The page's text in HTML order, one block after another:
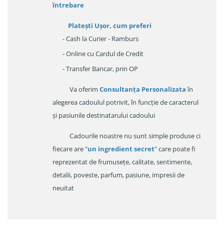
întrebare
Platești Ușor, cum preferi
- Cash la Curier - Ramburs
- Online cu Cardul de Credit
- Transfer Bancar, prin OP
Va oferim Consultanța Personalizataîn
alegerea cadoulul potrivit, în funcție de caracterul
și pasiunile destinatarului cadoului
Cadourile noastre nu sunt simple produse ci
fiecare are "un ingredient secret" care poate fi
reprezentat de frumusețe, calitate, sentimente,
detalii, poveste, parfum, pasiune, impresii de
neuitat